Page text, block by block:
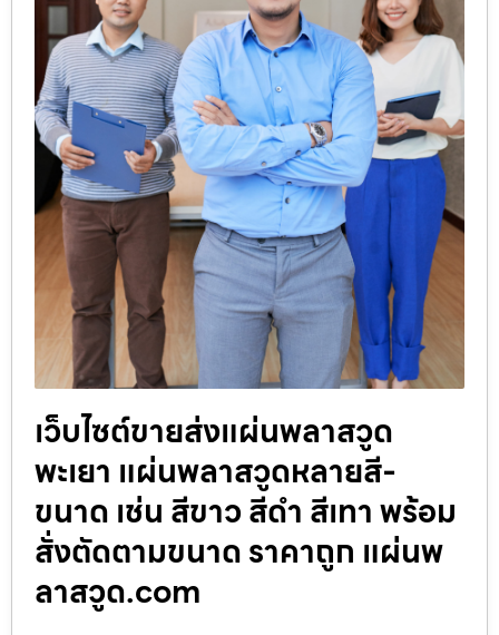
เว็บไซต์ขายส่งแผ่นพลาสวูด
พะเยา แผ่นพลาสวูดหลายสี-
ขนาด เช่น สีขาว สีดำ สีเทา พร้อม
สั่งตัดตามขนาด ราคาถูก แผ่นพ
ลาสวูด.com